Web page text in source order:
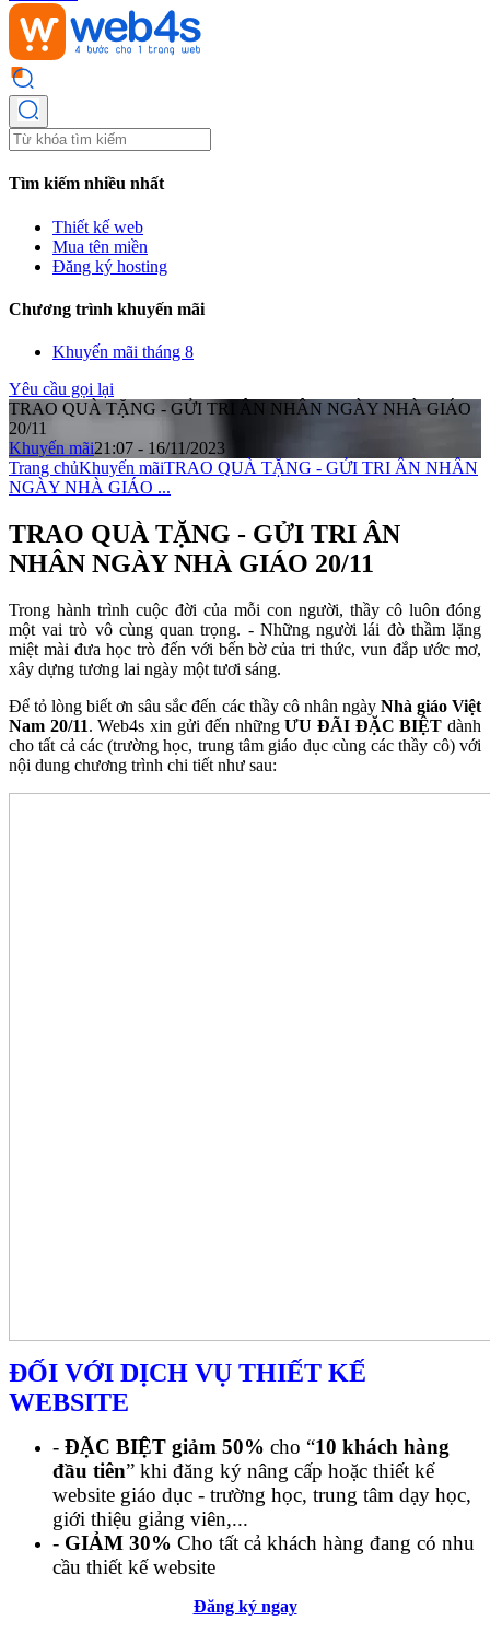
Tìm kiếm nhiều nhất
Thiết kế web
Mua tên miền
Đăng ký hosting
Chương trình khuyến mãi
Khuyến mãi tháng 8
Yêu cầu gọi lại
TRAO QUÀ TẶNG - GỬI TRI ÂN NHÂN NGÀY NHÀ GIÁO
20/11
Khuyến mãi21:07 - 16/11/2023
Trang chủKhuyến mãiTRAO QUÀ TẶNG - GỬI TRI ÂN NHÂN
NGÀY NHÀ GIÁO ...
TRAO QUÀ TẶNG - GỬI TRI ÂN
NHÂN NGÀY NHÀ GIÁO 20/11
Trong hành trình cuộc đời của mỗi con người, thầy cô luôn đóng
một vai trò vô cùng quan trọng. - Những người lái đò thầm lặng
miệt mài đưa học trò đến với bến bờ của tri thức, vun đắp ước mơ,
xây dựng tương lai ngày một tươi sáng.
Để tỏ lòng biết ơn sâu sắc đến các thầy cô nhân ngày Nhà giáo Việt
Nam 20/11. Web4s xin gửi đến nhữngƯU ĐÃI ĐẶC BIỆT dành
cho tất cả các (trường học, trung tâm giáo dục cùng các thầy cô) với
nội dung chương trình chi tiết như sau:
ĐỐI VỚI DỊCH VỤ THIẾT KẾ
WEBSITE
- ĐẶC BIỆT giảm 50% cho “10 khách hàng
đầu tiên” khi đăng ký nâng cấp hoặc thiết kế
website giáo dục - trường học, trung tâm dạy học,
giới thiệu giảng viên,...
- GIẢM 30% Cho tất cả khách hàng đang có nhu
cầu thiết kế website
Đăng ký ngay